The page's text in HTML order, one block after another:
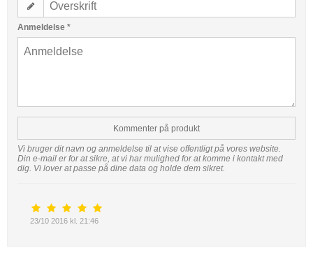
Anmeldelse *
Kommenter på produkt
Vi bruger dit navn og anmeldelse til at vise offentligt på vores website.
Din e-mail er for at sikre, at vi har mulighed for at komme i kontakt med
dig. Vi lover at passe på dine data og holde dem sikret.
23/10 2016 kl. 21:46